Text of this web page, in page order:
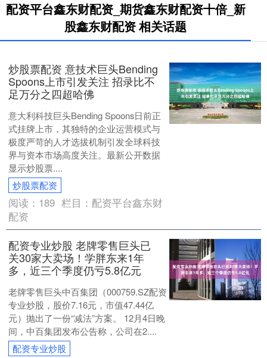
配资平台鑫东财配资_期货鑫东财配资十倍_新
股鑫东财配资 相关话题
炒股票配资 意技术巨头Bending
Spoons上市引发关注 招录比不
足万分之四超哈佛
意大利科技巨头Bending Spoons日前正
式挂牌上市，其独特的企业运营模式与
极度严苛的人才选拔机制引发全球科技
界与资本市场高度关注。最新公开数据
显示炒股票....
炒股票配资
阅读： 189 栏目： 配资平台鑫东财
配资
配资专业炒股 老牌零售巨头已
关30家大卖场！学胖东来1年
多，近三个季度仍亏5.8亿元
老牌零售巨头中百集团（000759.SZ配资
专业炒股，股价7.16元，市值47.44亿
元）抛出了一份“减法”方案。 12月4日晚
间，中百集团发布公告称，公司在2....
配资专业炒股